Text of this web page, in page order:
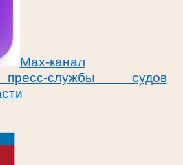
Max-канал
службы судов